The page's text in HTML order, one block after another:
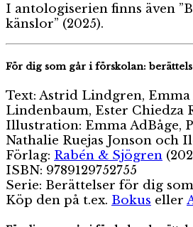
I antologiserien finns även
känslor” (2025).
För dig som går i förskolan:
Text: Astrid Lindgren, Emma
Lindenbaum, Ester Chiedza
Illustration: Emma AdBåge,
Nathalie Ruejas Jonson och
Förlag: Rabén & Sjögren
ISBN: 9789129752755
Serie: Berättelser för dig
Köp den på t.ex. Bokus eller